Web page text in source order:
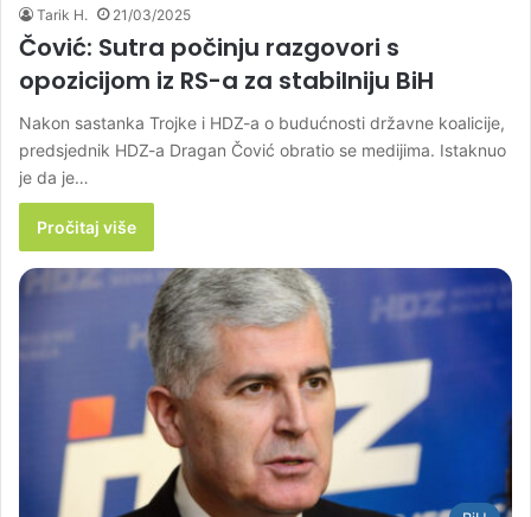
Tarik H. 21/03/2025
Čović: Sutra počinju razgovori s
opozicijom iz RS-a za stabilniju BiH
Nakon sastanka Trojke i HDZ-a o budućnosti državne koalicije,
predsjednik HDZ-a Dragan Čović obratio se medijima. Istaknuo
je da je…
Pročitaj više